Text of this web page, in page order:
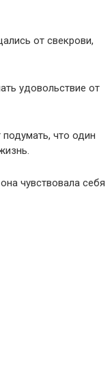
от свекрови,
удовольствие от
что один
чувствовала себя